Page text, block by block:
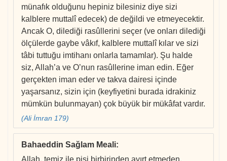
münafık olduğunu hepiniz bilesiniz diye sizi
kalblere muttalî edecek) de değildi ve etmeyecektir.
Ancak O, dilediği rasûllerini seçer (ve onları dilediği
ölçülerde gaybe vâkıf, kalblere muttalî kılar ve sizi
tâbi tuttuğu imtihanı onlarla tamamlar). Şu halde
siz, Allah’a ve O’nun rasûllerine iman edin. Eğer
gerçekten iman eder ve takva dairesi içinde
yaşarsanız, sizin için (keyfiyetini burada idrakiniz
mümkün bulunmayan) çok büyük bir mükâfat vardır.
(Ali İmran 179)
Bahaeddin Sağlam Meali: